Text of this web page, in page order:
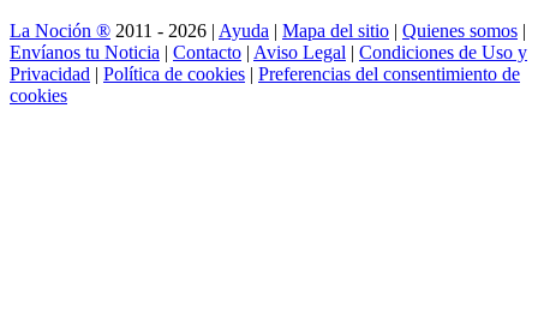
La Noción ® 2011 - 2026 | Ayuda | Mapa del sitio | Quienes somos |
Envíanos tu Noticia | Contacto | Aviso Legal | Condiciones de Uso y
Privacidad | Política de cookies | Preferencias del consentimiento de
cookies